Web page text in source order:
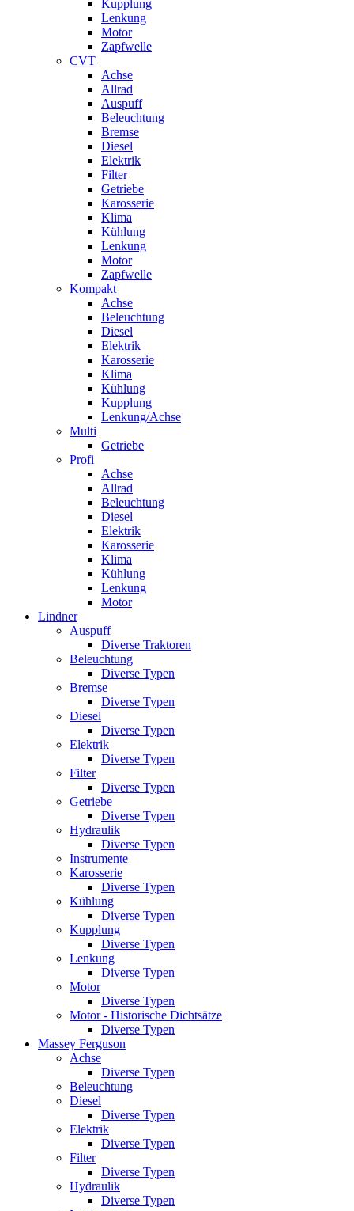
Kupplung
Lenkung
Motor
Zapfwelle
CVT
Achse
Allrad
Auspuff
Beleuchtung
Bremse
Diesel
Elektrik
Filter
Getriebe
Karosserie
Klima
Kühlung
Lenkung
Motor
Zapfwelle
Kompakt
Achse
Beleuchtung
Diesel
Elektrik
Karosserie
Klima
Kühlung
Kupplung
Lenkung/Achse
Multi
Getriebe
Profi
Achse
Allrad
Beleuchtung
Diesel
Elektrik
Karosserie
Klima
Kühlung
Lenkung
Motor
Lindner
Auspuff
Diverse Traktoren
Beleuchtung
Diverse Typen
Bremse
Diverse Typen
Diesel
Diverse Typen
Elektrik
Diverse Typen
Filter
Diverse Typen
Getriebe
Diverse Typen
Hydraulik
Diverse Typen
Instrumente
Karosserie
Diverse Typen
Kühlung
Diverse Typen
Kupplung
Diverse Typen
Lenkung
Diverse Typen
Motor
Diverse Typen
Motor - Historische Dichtsätze
Diverse Typen
Massey Ferguson
Achse
Diverse Typen
Beleuchtung
Diesel
Diverse Typen
Elektrik
Diverse Typen
Filter
Diverse Typen
Hydraulik
Diverse Typen